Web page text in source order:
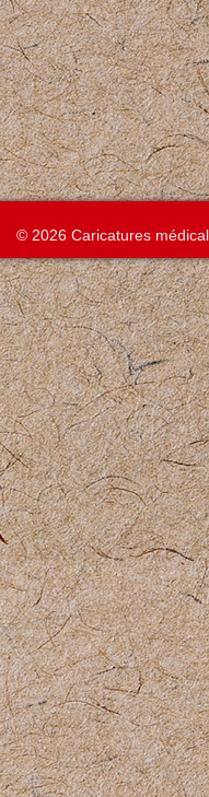
© 2026 Caricatures